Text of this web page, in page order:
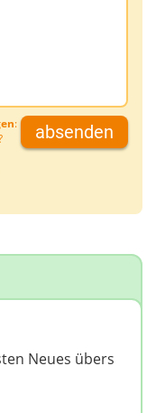
:
absenden
Neues übers